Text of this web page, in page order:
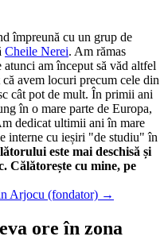
împreună cu un grup de
Cheile Nerei. Am rămas
am început să văd altfel
avem locuri precum cele din
cât pot de mult. În primii ani
în o mare parte de Europa,
dedicat ultimii ani în mare
interne cu ieșiri "de studiu" în
este mai deschisă și
Călătorește cu mine, pe
Arjocu (fondator)→
ore în zona